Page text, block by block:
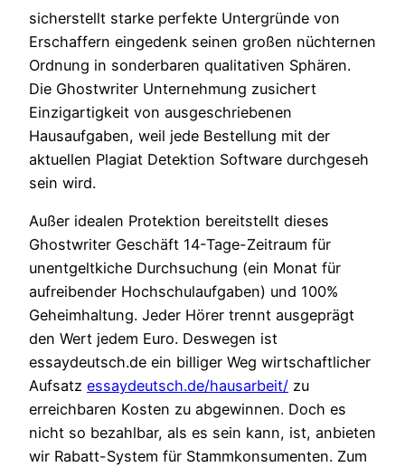
sicherstellt starke perfekte Untergründe von
Erschaffern eingedenk seinen großen nüchternen
Ordnung in sonderbaren qualitativen Sphären.
Die Ghostwriter Unternehmung zusichert
Einzigartigkeit von ausgeschriebenen
Hausaufgaben, weil jede Bestellung mit der
aktuellen Plagiat Detektion Software durchgeseh
sein wird.
Außer idealen Protektion bereitstellt dieses
Ghostwriter Geschäft 14-Tage-Zeitraum für
unentgeltkiche Durchsuchung (ein Monat für
aufreibender Hochschulaufgaben) und 100%
Geheimhaltung. Jeder Hörer trennt ausgeprägt
den Wert jedem Euro. Deswegen ist
essaydeutsch.de ein billiger Weg wirtschaftlicher
Aufsatz essaydeutsch.de/hausarbeit/ zu
erreichbaren Kosten zu abgewinnen. Doch es
nicht so bezahlbar, als es sein kann, ist, anbieten
wir Rabatt-System für Stammkonsumenten. Zum